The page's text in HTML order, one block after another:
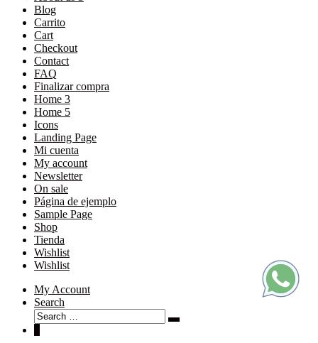
Blog
Carrito
Cart
Checkout
Contact
FAQ
Finalizar compra
Home 3
Home 5
Icons
Landing Page
Mi cuenta
My account
Newsletter
On sale
Página de ejemplo
Sample Page
Shop
Tienda
Wishlist
Wishlist
My Account
Search
Search
for:
Search